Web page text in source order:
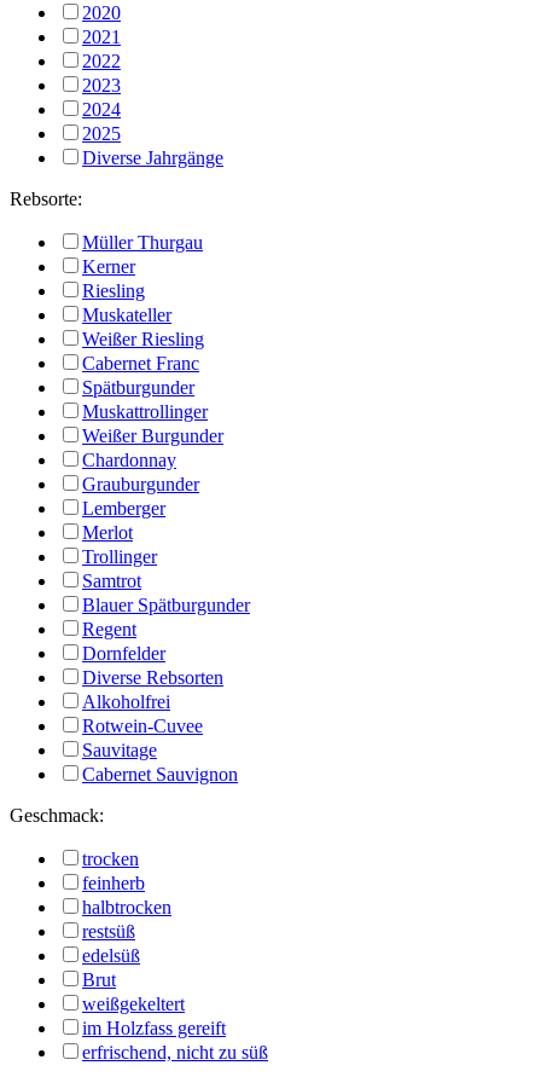
2020
2021
2022
2023
2024
2025
Diverse Jahrgänge
Rebsorte:
Müller Thurgau
Kerner
Riesling
Muskateller
Weißer Riesling
Cabernet Franc
Spätburgunder
Muskattrollinger
Weißer Burgunder
Chardonnay
Grauburgunder
Lemberger
Merlot
Trollinger
Samtrot
Blauer Spätburgunder
Regent
Dornfelder
Diverse Rebsorten
Alkoholfrei
Rotwein-Cuvee
Sauvitage
Cabernet Sauvignon
Geschmack:
trocken
feinherb
halbtrocken
restsüß
edelsüß
Brut
weißgekeltert
im Holzfass gereift
erfrischend, nicht zu süß